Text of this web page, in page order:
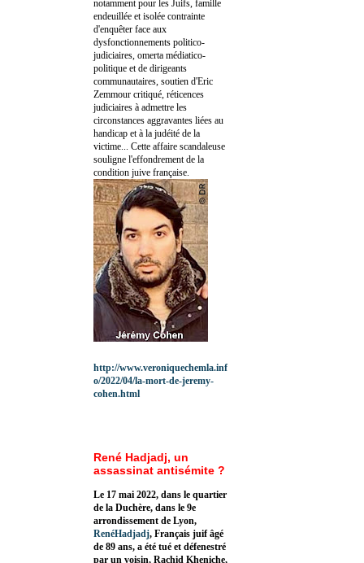
notamment pour les Juifs, famille
endeuillée et isolée contrainte
d'enquêter face aux
dysfonctionnements politico-
judiciaires, omerta médiatico-
politique et de dirigeants
communautaires, soutien d'Eric
Zemmour critiqué, réticences
judiciaires à admettre les
circonstances aggravantes liées au
handicap et à la judéité de la
victime... Cette affaire scandaleuse
souligne l'effondrement de la
condition juive française.
http://www.veroniquechemla.inf
o/2022/04/la-mort-de-jeremy-
cohen.html
René Hadjadj, un
assassinat antisémite ?
Le 17 mai 2022, dans le quartier
de la Duchère, dans le 9e
arrondissement de Lyon,
RenéHadjadj, Français juif âgé
de 89 ans, a été tué et défenestré
par un voisin, Rachid Kheniche,